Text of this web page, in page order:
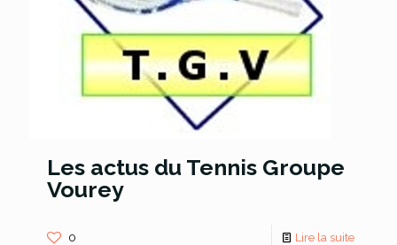
Les actus du Tennis Groupe
Vourey
0 Lire la suite